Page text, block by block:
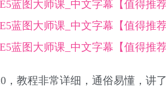
，教程非常详细，通俗易懂，讲